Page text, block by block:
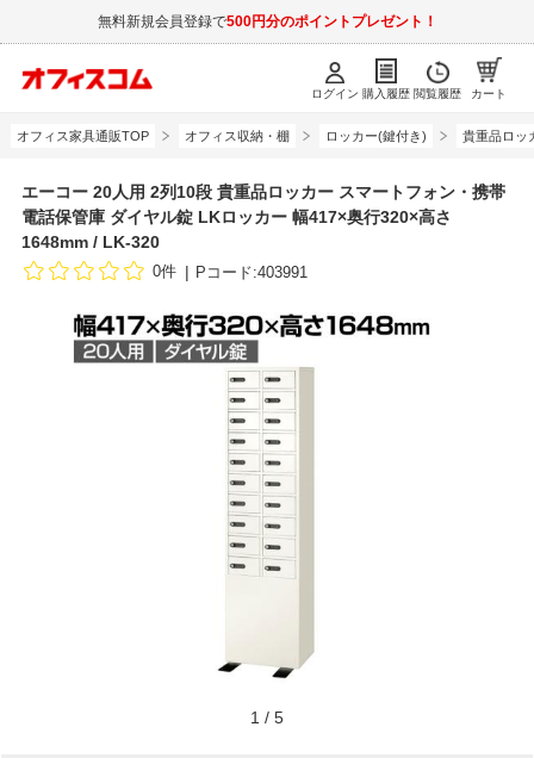
無料新規会員登録で500円分のポイントプレゼント！
ログイン 購入履歴 閲覧履歴 カート
オフィス家具通販TOP オフィス収納・棚 ロッカー(鍵付き) 貴重品ロッ
エーコー 20人用 2列10段 貴重品ロッカー スマートフォン・携帯
電話保管庫 ダイヤル錠 LKロッカー 幅417×奥行320×高さ
1648mm / LK-320
0件 Pコード:403991
1 / 5